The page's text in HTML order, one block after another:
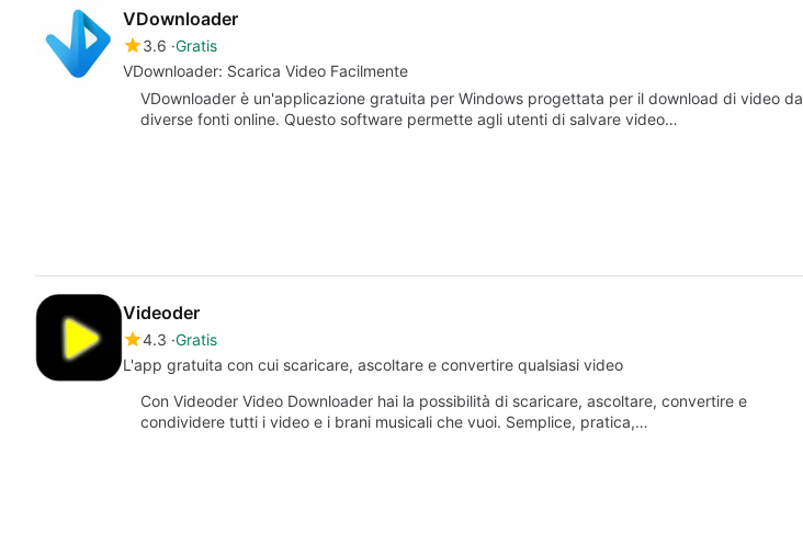
VDownloader
3.6 Gratis
VDownloader: Scarica Video Facilmente
VDownloader è un'applicazione gratuita per Windows progettata per il download di video da
diverse fonti online. Questo software permette agli utenti di salvare video…
Videoder
4.3 Gratis
L'app gratuita con cui scaricare, ascoltare e convertire qualsiasi video
Con Videoder Video Downloader hai la possibilità di scaricare, ascoltare, convertire e
condividere tutti i video e i brani musicali che vuoi. Semplice, pratica,…